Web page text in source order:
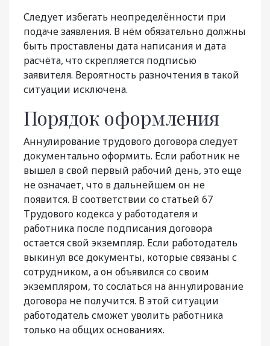
Следует избегать неопределённости при
подаче заявления. В нём обязательно должны
быть проставлены дата написания и дата
расчёта, что скрепляется подписью
заявителя. Вероятность разночтения в такой
ситуации исключена.
Порядок оформления
Аннулирование трудового договора следует
документально оформить. Если работник не
вышел в свой первый рабочий день, это еще
не означает, что в дальнейшем он не
появится. В соответствии со статьей 67
Трудового кодек­са у работодателя и
работника после подписа­ния договора
остается свой экземпляр. Если работодатель
выкинул все документы, кото­рые связаны с
сотрудником, а он объявился со своим
экземпляром, то сослаться на аннули­рование
договора не получится. В этой ситуа­ции
работодатель сможет уволить работника
только на общих основаниях.